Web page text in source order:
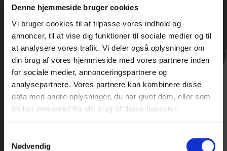
Denne hjemmeside bruger cookies
Vi bruger cookies til at tilpasse vores indhold og
annoncer, til at vise dig funktioner til sociale medier og til
at analysere vores trafik. Vi deler også oplysninger om
din brug af vores hjemmeside med vores partnere inden
for sociale medier, annonceringspartnere og
analysepartnere. Vores partnere kan kombinere disse
data med andre oplysninger, du har givet dem, eller som
de har indsamlet fra din brug af deres tjenester.
Nødvendig
Udlejning
Billetsalg